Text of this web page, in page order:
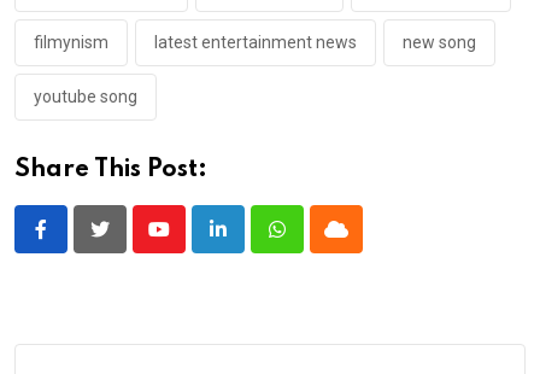
filmynism latest entertainment news new song
youtube song
Share This Post:
YoutubeLinkedInWhatsappCloud